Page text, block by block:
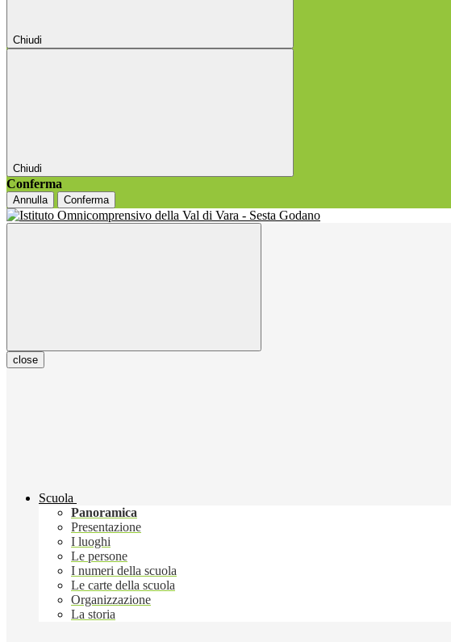
Chiudi
Chiudi
Conferma
Annulla Conferma
close
Scuola
Panoramica
Presentazione
I luoghi
Le persone
I numeri della scuola
Le carte della scuola
Organizzazione
La storia